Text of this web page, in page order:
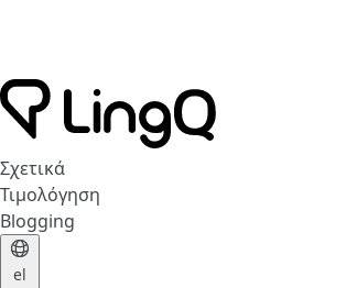
Σχετικά
Τιμολόγηση
Blogging
el